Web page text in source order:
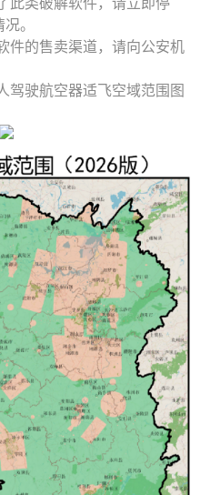
此类破解软件，请立即停
。
件的售卖渠道，请向公安机
驾驶航空器适飞空域范围图